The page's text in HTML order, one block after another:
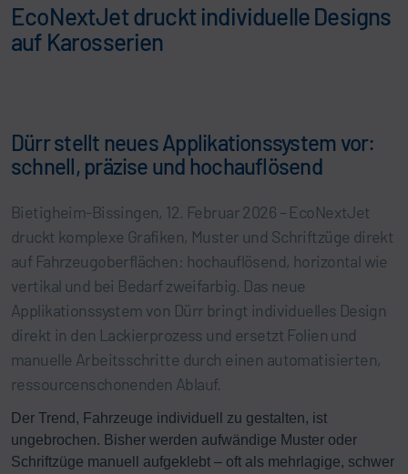
EcoNextJet druckt individuelle Designs
auf Karosserien
Dürr stellt neues Applikationssystem vor:
schnell, präzise und hochauflösend
Bietigheim-Bissingen, 12. Februar 2026 – EcoNextJet
druckt komplexe Grafiken, Muster und Schriftzüge direkt
auf Fahrzeugoberflächen: hochauflösend, horizontal wie
vertikal und bei Bedarf zweifarbig. Das neue
Applikationssystem von Dürr bringt individuelles Design
direkt in den Lackierprozess und ersetzt Folien und
manuelle Arbeitsschritte durch einen automatisierten,
ressourcenschonenden Ablauf.
Der Trend, Fahrzeuge individuell zu gestalten, ist
ungebrochen. Bisher werden aufwändige Muster oder
Schriftzüge manuell aufgeklebt – oft als mehrlagige, schwer